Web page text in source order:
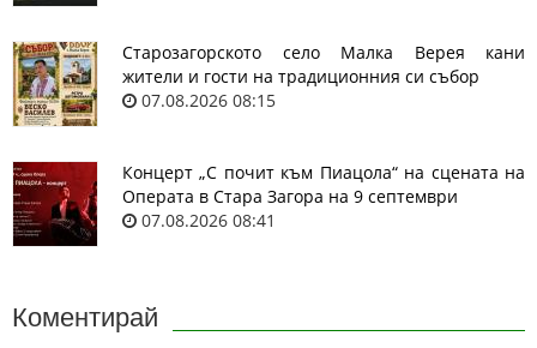
Старозагорското село Малка Верея кани
жители и гости на традиционния си събор
07.08.2026 08:15
Концерт „С почит към Пиацола“ на сцената на
Операта в Стара Загора на 9 септември
07.08.2026 08:41
Коментирай